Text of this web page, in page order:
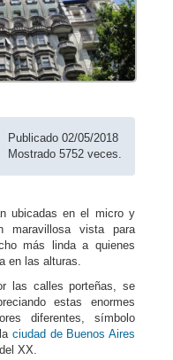
Publicado 02/05/2018
Mostrado 5752 veces.
ubicadas en el micro y
maravillosa vista para
más linda a quienes
en las alturas.
las calles porteñas, se
estas enormes
diferentes, símbolo
ciudad de Buenos Aires
XX.